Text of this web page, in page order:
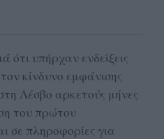
ότι υπήρχαν ενδείξεις
κίνδυνο εμφάνισης
Λέσβο αρκετούς μήνες
του πρώτου
σε πληροφορίες για